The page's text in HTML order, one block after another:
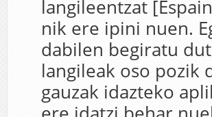
langileentzat
nik ere ipini nuen.
dabilen begiratu
langileak oso pozik
gauzak idazteko